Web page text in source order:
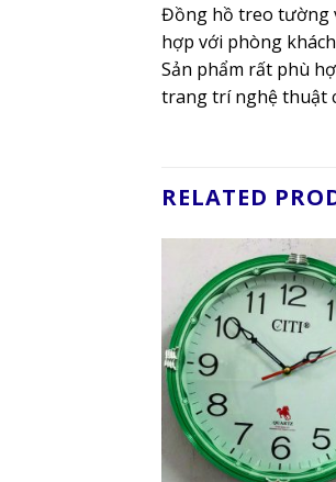
Đồng hồ treo tường
hợp với phòng
Sản phẩm rất phù
trang trí nghệ thuật
RELATED